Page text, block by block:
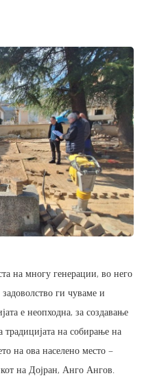
на многу генерации, во него
ги чуваме и
е неопходна, за создавање
на собирање на
на ова населено место –
на Дојран, Анго Ангов.